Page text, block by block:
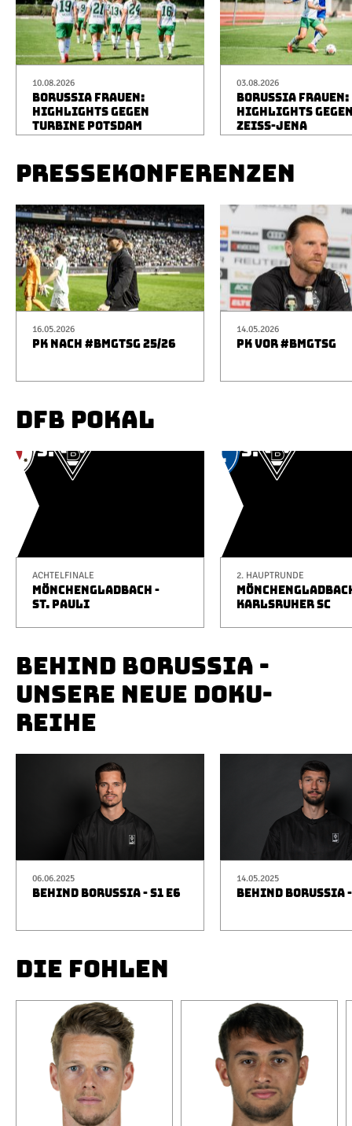
10.08.2026
BORUSSIA FRAUEN:
HIGHLIGHTS GEGEN
TURBINE POTSDAM
03.08.2026
BORUSSIA FRAUEN:
HIGHLIGHTS
ZEISS-JENA
PRESSEKONFERENZEN
16.05.2026
PK NACH #BMGTSG 25/26
14.05.2026
PK VOR #BMGTSG
DFB POKAL
ACHTELFINALE
MÖNCHENGLADBACH -
ST. PAULI
2. HAUPTRUNDE
KARLSRUHER SC
BEHIND BORUSSIA -
UNSERE NEUE DOKU-
REIHE
06.06.2025
BEHIND BORUSSIA - S1 E6
14.05.2025
BEHIND BORUSSIA
DIE FOHLEN